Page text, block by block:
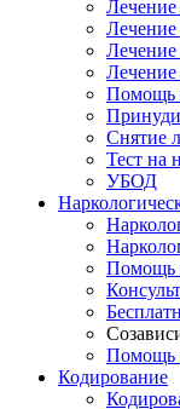
Лечение
Лечение
Лечение
Лечение
Помощь
Снятие
Тест на
УБОД
Помощь
Помощь
Кодирование